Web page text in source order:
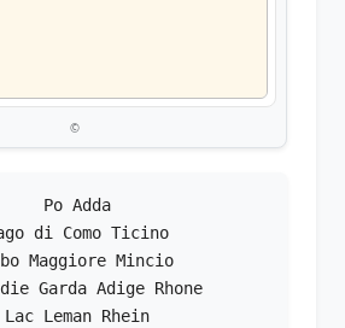
©
Po Adda
di Como Ticino
Maggiore Mincio
Garda Adige Rhone
Lac Leman Rhein